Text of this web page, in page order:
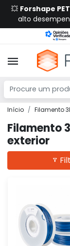
💥 Forshape
alto
Início Filamento
Filamento
exterior